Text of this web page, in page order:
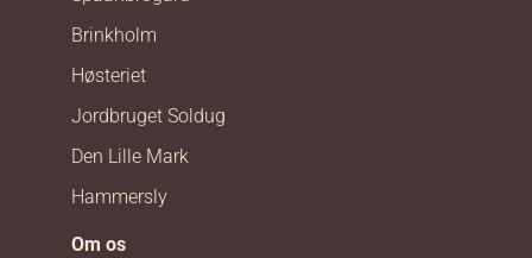
Brinkholm
Høsteriet
Jordbruget Soldug
Den Lille Mark
Hammersly
Om os